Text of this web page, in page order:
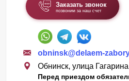
Заказать звонок
позвоним за наш счет
obninsk@delaem-
Обнинск, улица
Перед приездом